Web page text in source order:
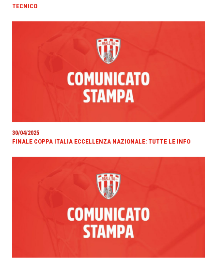
TECNICO
30/04/2025
FINALE COPPA ITALIA ECCELLENZA NAZIONALE: TUTTE LE INFO